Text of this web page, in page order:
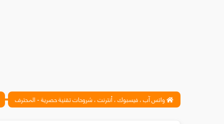
واتس آب ، فيسبوك ، أنترنت ، شروحات تقنية حصرية - المحترف